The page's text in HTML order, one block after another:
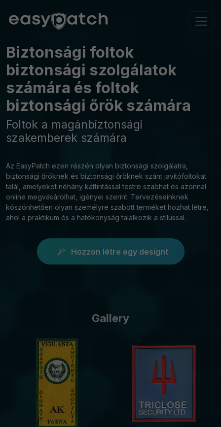
Biztonsági foltok
biztonsági szolgálatok
számára és foltok
biztonsági őrök számára
Foltok a magánbiztonsági
szakemberek számára
Az EasyPatch ezen részén olyan biztonsági szolgálatra,
biztonsági őröknek és biztonsági őröknek szánt javítófoltokat
talál, amelyeket néhány kattintással testre szabhat és azonnal
online megvásárolhat, igényei szerint. Tervezéseinknek
köszönhetően olyan személyre szabott terméket hozhat létre,
ahol a praktikum és a hatékonyság találkozik a stílussal.
Hozzon létre egy designt
Gallery